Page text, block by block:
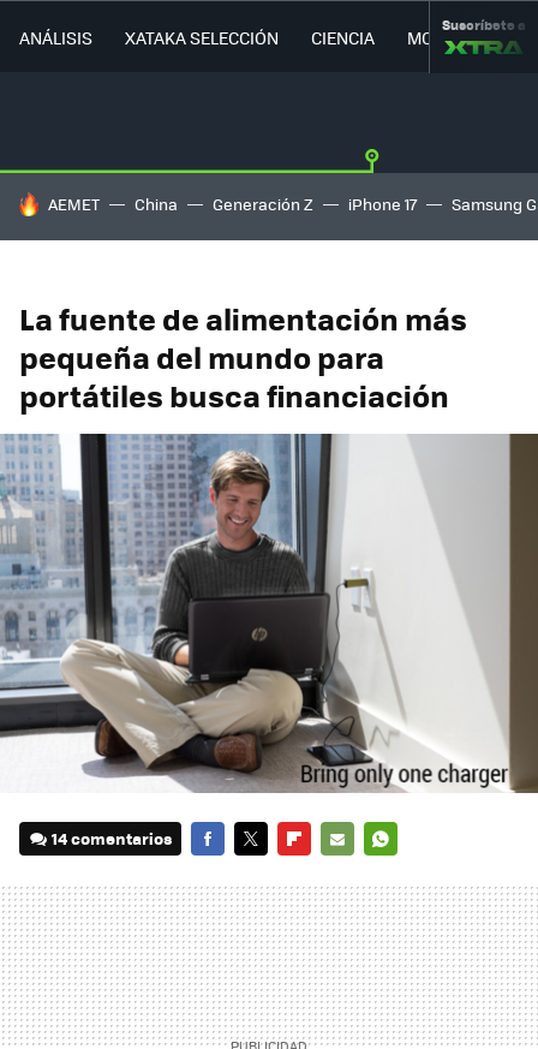
ANÁLISIS XATAKA SELECCIÓN CIENCIA MOVILIDAD
Suscríbete a
HOY SE HABLA DE
AEMET China Generación Z iPhone 17 Samsung
La fuente de alimentación más
pequeña del mundo para
portátiles busca financiación
14 comentarios
MAIL